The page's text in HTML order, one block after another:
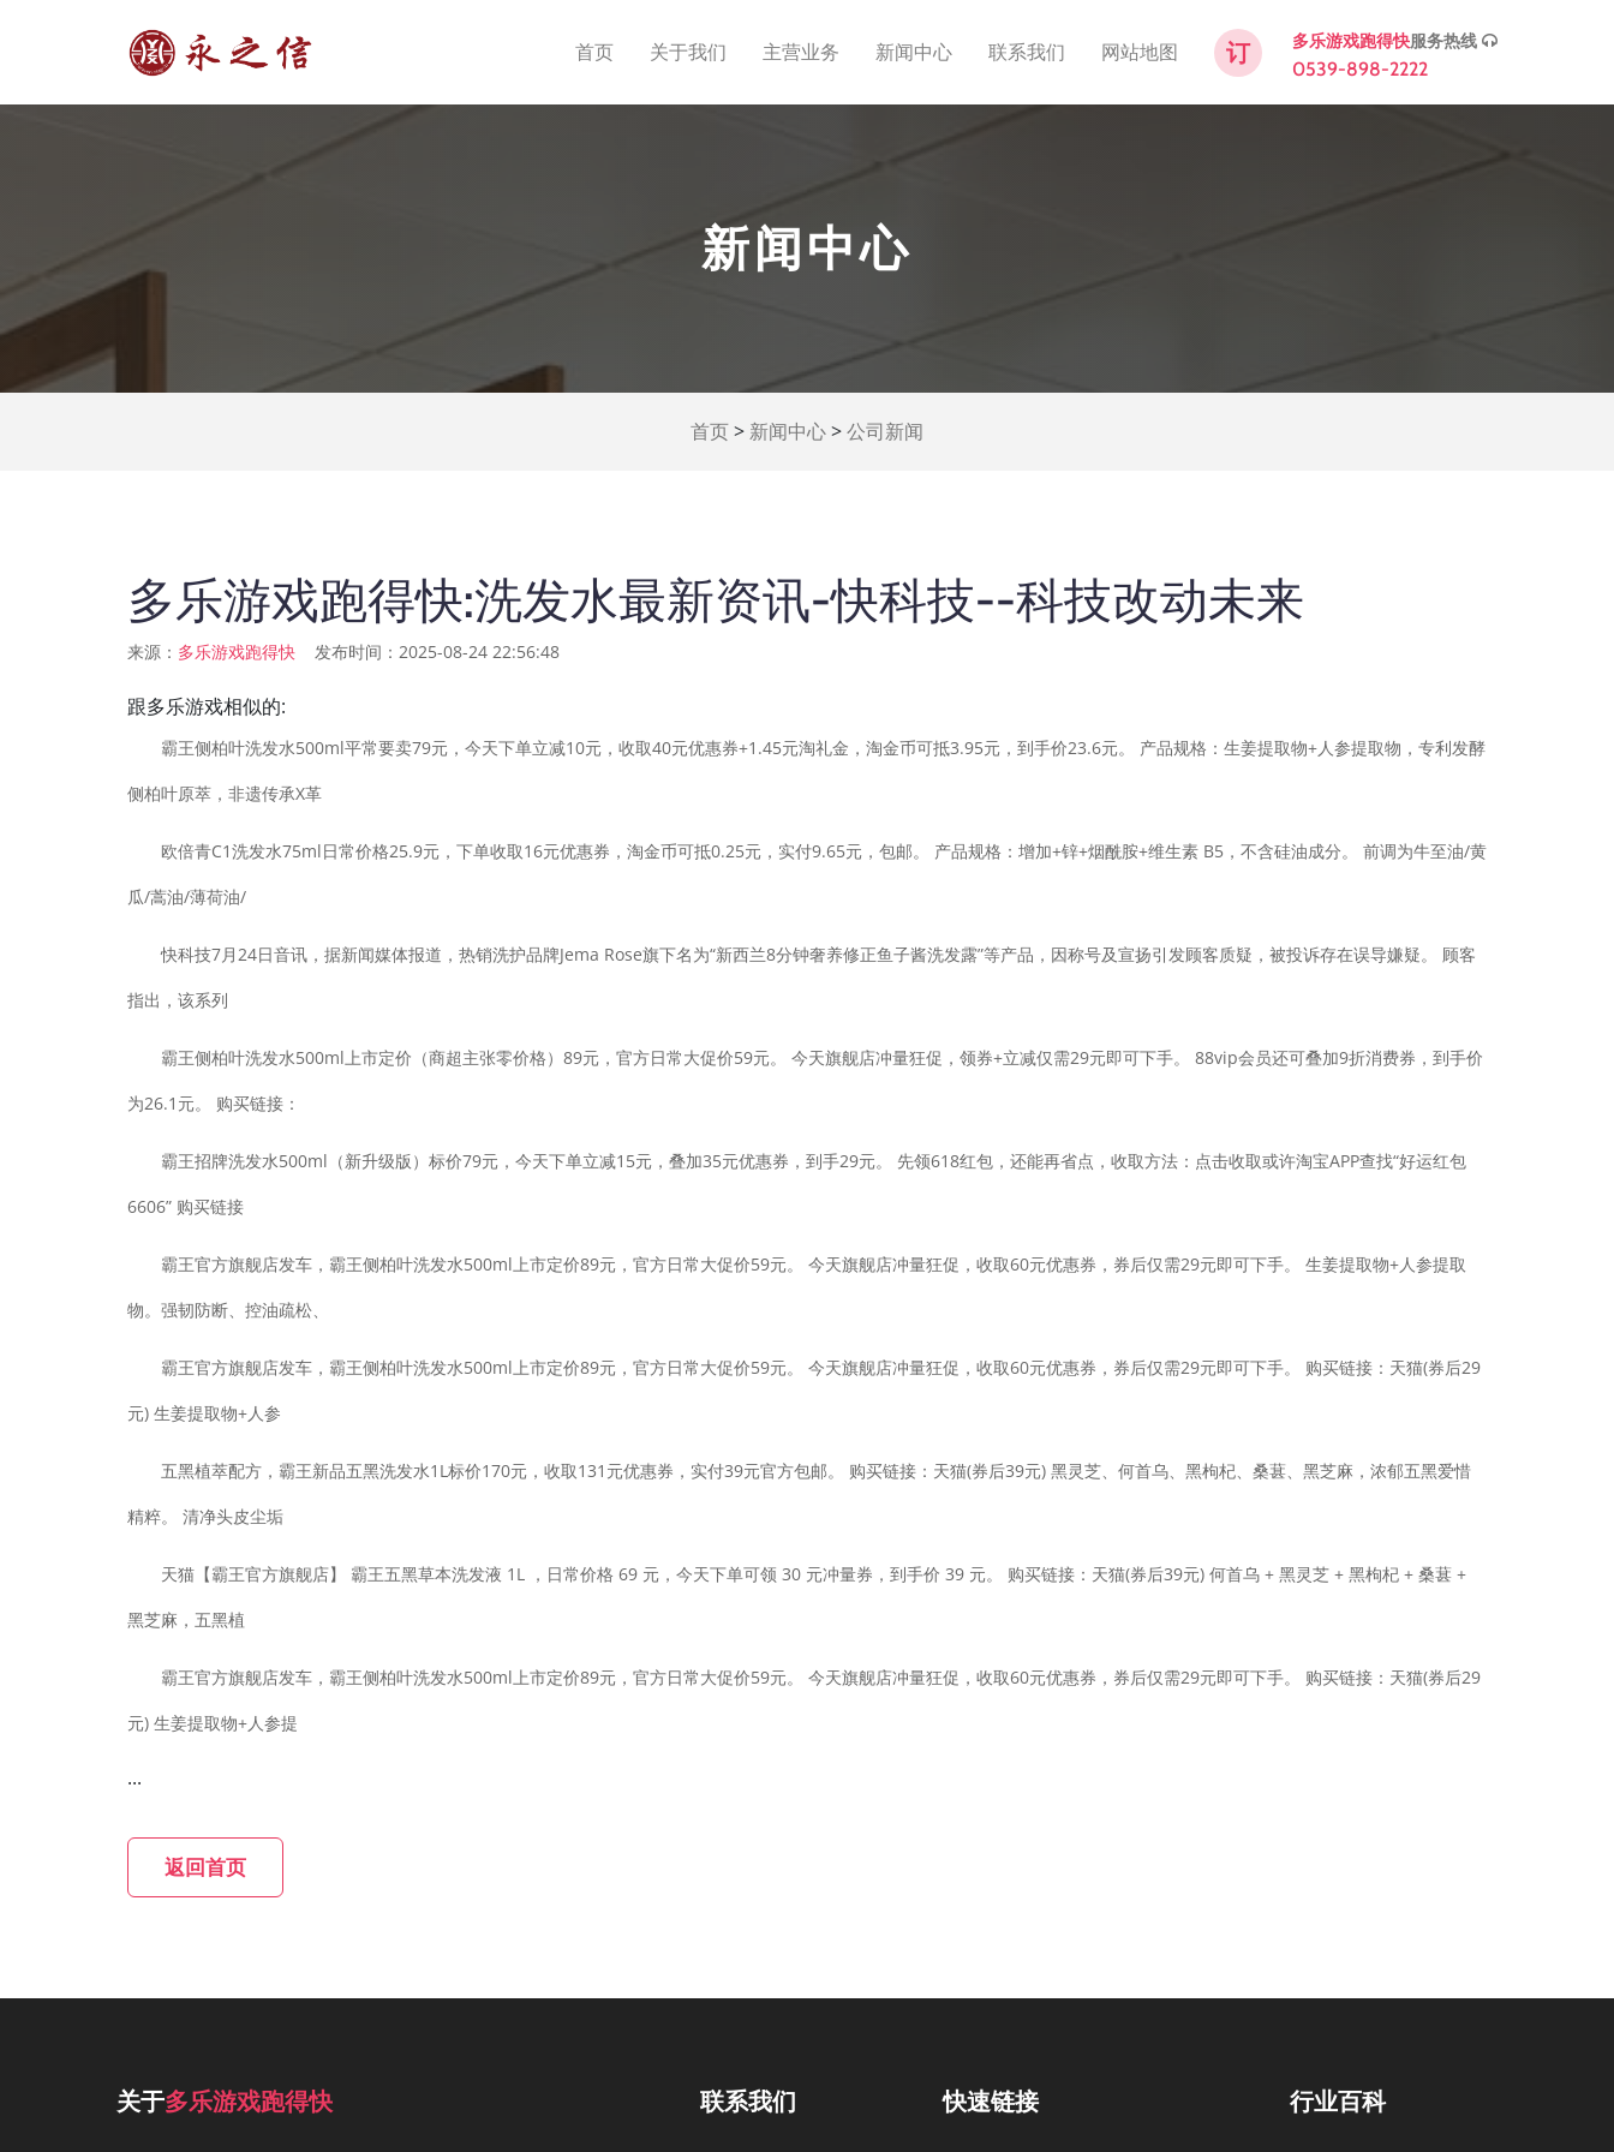
首页 关于我们 主营业务 新闻中心 联系我们 网站地图 订 多乐游戏跑得快服务热线
0539-898-2222
新闻中心
首页 > 新闻中心 > 公司新闻
多乐游戏跑得快:洗发水最新资讯-快科技--科技改动未来
来源： 多乐游戏跑得快 发布时间：2025-08-24 22:56:48
跟多乐游戏相似的:
霸王侧柏叶洗发水500ml平常要卖79元，今天下单立减10元，收取40元优惠券+1.45元淘礼金，淘金币可抵3.95元，到手价23.6元。 产品规格：生姜提取物+人参提取物，专利发酵
侧柏叶原萃，非遗传承X革
欧倍青C1洗发水75ml日常价格25.9元，下单收取16元优惠券，淘金币可抵0.25元，实付9.65元，包邮。 产品规格：增加+锌+烟酰胺+维生素 B5，不含硅油成分。 前调为牛至油/黄
瓜/蒿油/薄荷油/
快科技7月24日音讯，据新闻媒体报道，热销洗护品牌Jema Rose旗下名为“新西兰8分钟奢养修正鱼子酱洗发露”等产品，因称号及宣扬引发顾客质疑，被投诉存在误导嫌疑。 顾客
指出，该系列
霸王侧柏叶洗发水500ml上市定价（商超主张零价格）89元，官方日常大促价59元。 今天旗舰店冲量狂促，领券+立减仅需29元即可下手。 88vip会员还可叠加9折消费券，到手价
为26.1元。 购买链接：
霸王招牌洗发水500ml（新升级版）标价79元，今天下单立减15元，叠加35元优惠券，到手29元。 先领618红包，还能再省点，收取方法：点击收取或许淘宝APP查找“好运红包
6606” 购买链接
霸王官方旗舰店发车，霸王侧柏叶洗发水500ml上市定价89元，官方日常大促价59元。 今天旗舰店冲量狂促，收取60元优惠券，券后仅需29元即可下手。 生姜提取物+人参提取
物。强韧防断、控油疏松、
霸王官方旗舰店发车，霸王侧柏叶洗发水500ml上市定价89元，官方日常大促价59元。 今天旗舰店冲量狂促，收取60元优惠券，券后仅需29元即可下手。 购买链接：天猫(券后29
元) 生姜提取物+人参
五黑植萃配方，霸王新品五黑洗发水1L标价170元，收取131元优惠券，实付39元官方包邮。 购买链接：天猫(券后39元) 黑灵芝、何首乌、黑枸杞、桑葚、黑芝麻，浓郁五黑爱惜
精粹。 清净头皮尘垢
天猫【霸王官方旗舰店】 霸王五黑草本洗发液 1L ，日常价格 69 元，今天下单可领 30 元冲量券，到手价 39 元。 购买链接：天猫(券后39元) 何首乌 + 黑灵芝 + 黑枸杞 + 桑葚 +
黑芝麻，五黑植
霸王官方旗舰店发车，霸王侧柏叶洗发水500ml上市定价89元，官方日常大促价59元。 今天旗舰店冲量狂促，收取60元优惠券，券后仅需29元即可下手。 购买链接：天猫(券后29
元) 生姜提取物+人参提
...
返回首页
关于多乐游戏跑得快 联系我们 快速链接 行业百科